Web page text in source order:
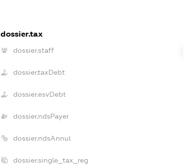
dossier.tax
dossier.staff
dossier.taxDebt
dossier.esvDebt
dossier.ndsPayer
dossier.ndsAnnul
dossier.single_tax_reg